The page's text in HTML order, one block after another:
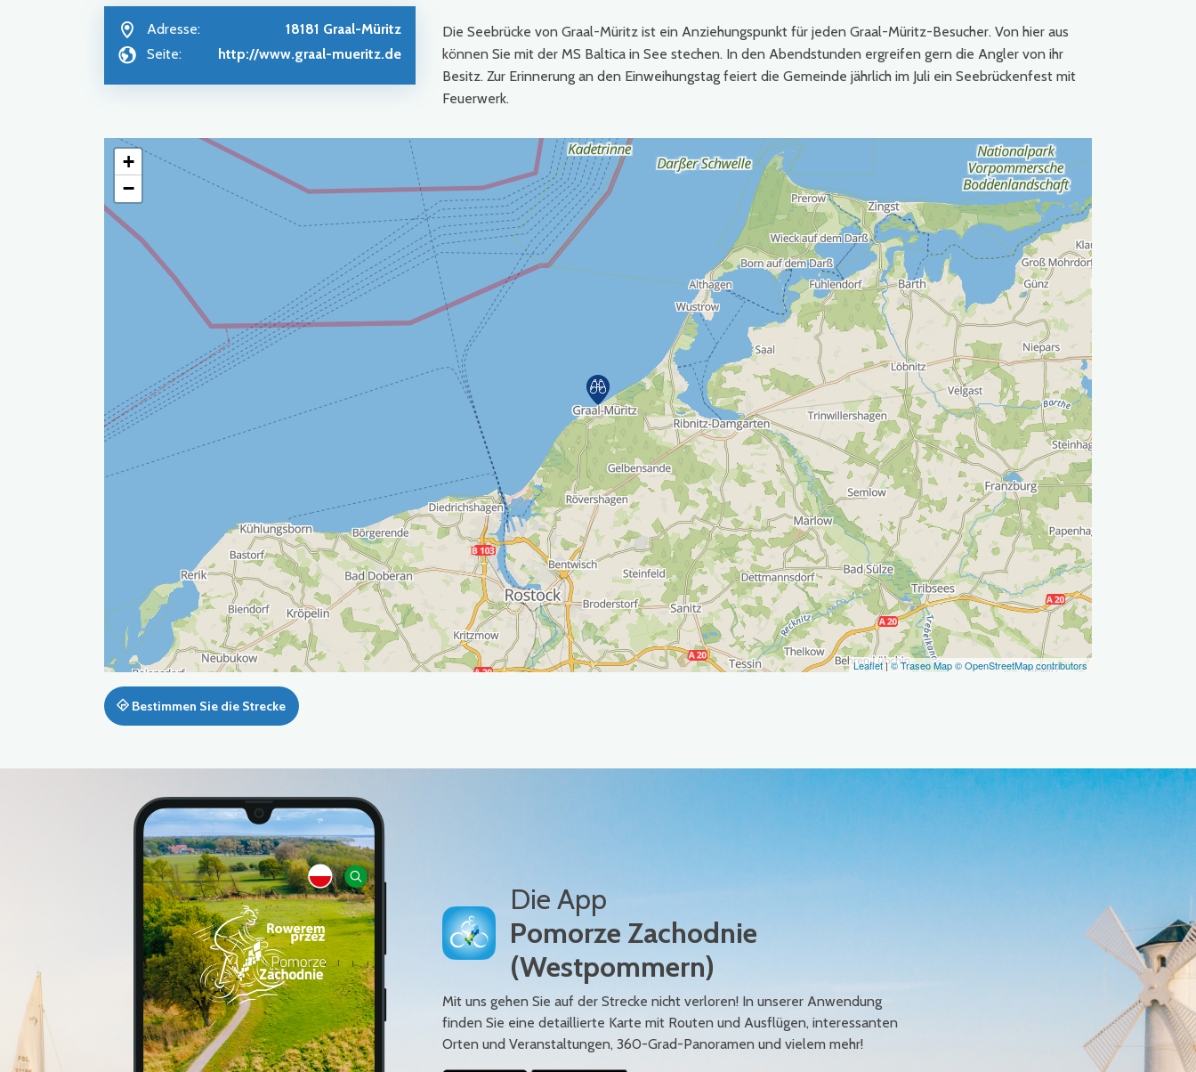
Adresse:
18181 Graal-Müritz
Seite:
http://www.graal-mueritz.de
Die Seebrücke von Graal-Müritz ist ein Anziehungspunkt für jeden Graal-Müritz-Besucher. Von hier aus
können Sie mit der MS Baltica in See stechen. In den Abendstunden ergreifen gern die Angler von ihr
Besitz. Zur Erinnerung an den Einweihungstag feiert die Gemeinde jährlich im Juli ein Seebrückenfest mit
Feuerwerk.
+
−
Leaflet|© Traseo Map© OpenStreetMap contributors
Bestimmen Sie die Strecke
Die App
Pomorze Zachodnie
(Westpommern)
Mit uns gehen Sie auf der Strecke nicht verloren! In unserer Anwendung
finden Sie eine detaillierte Karte mit Routen und Ausflügen, interessanten
Orten und Veranstaltungen, 360-Grad-Panoramen und vielem mehr!